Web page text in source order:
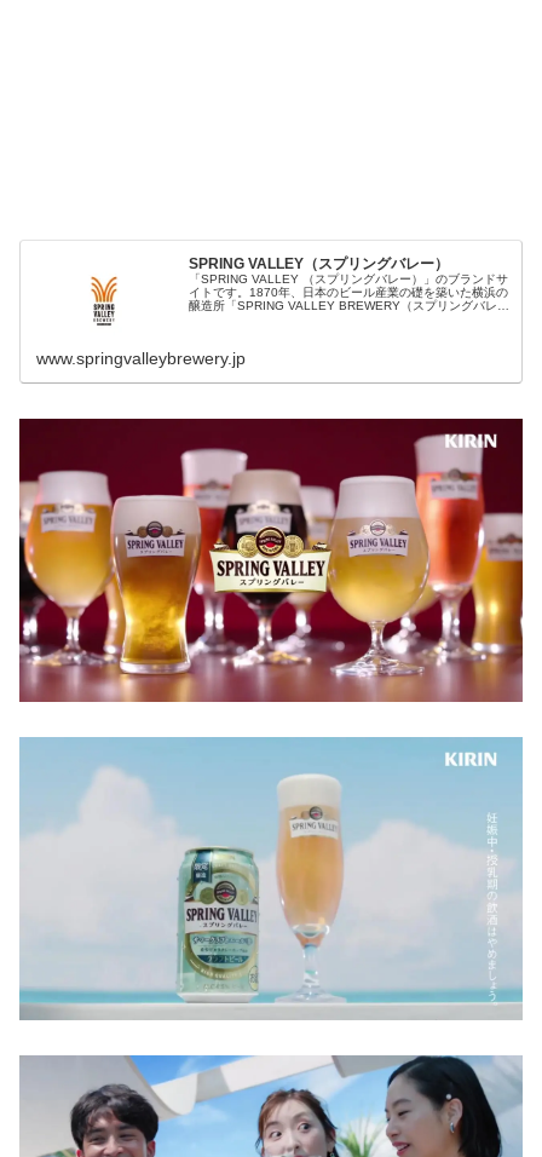
SPRING VALLEY（スプリングバレー）
「SPRING VALLEY （スプリングバレー）」のブランドサ
イトです。1870年、日本のビール産業の礎を築いた横浜の
醸造所「SPRING VALLEY BREWERY（スプリングバレ
www.springvalleybrewery.jp